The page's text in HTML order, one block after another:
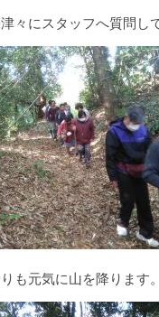
々にスタッフへ質問し
も元気に山を降ります。